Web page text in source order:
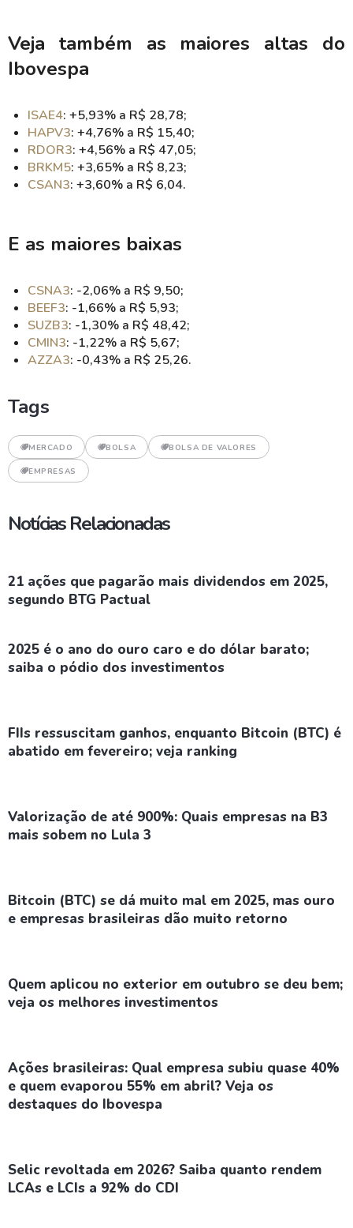
Veja também as maiores altas do
Ibovespa
ISAE4: +5,93% a R$ 28,78;
HAPV3: +4,76% a R$ 15,40;
RDOR3: +4,56% a R$ 47,05;
BRKM5: +3,65% a R$ 8,23;
CSAN3: +3,60% a R$ 6,04.
E as maiores baixas
CSNA3: -2,06% a R$ 9,50;
BEEF3: -1,66% a R$ 5,93;
SUZB3: -1,30% a R$ 48,42;
CMIN3: -1,22% a R$ 5,67;
AZZA3: -0,43% a R$ 25,26.
Tags
MERCADO BOLSA BOLSA DE VALORES
EMPRESAS
Notícias Relacionadas
21 ações que pagarão mais dividendos em 2025,
segundo BTG Pactual
2025 é o ano do ouro caro e do dólar barato;
saiba o pódio dos investimentos
FIIs ressuscitam ganhos, enquanto Bitcoin (BTC) é
abatido em fevereiro; veja ranking
Valorização de até 900%: Quais empresas na B3
mais sobem no Lula 3
Bitcoin (BTC) se dá muito mal em 2025, mas ouro
e empresas brasileiras dão muito retorno
Quem aplicou no exterior em outubro se deu bem;
veja os melhores investimentos
Ações brasileiras: Qual empresa subiu quase 40%
e quem evaporou 55% em abril? Veja os
destaques do Ibovespa
Selic revoltada em 2026? Saiba quanto rendem
LCAs e LCIs a 92% do CDI